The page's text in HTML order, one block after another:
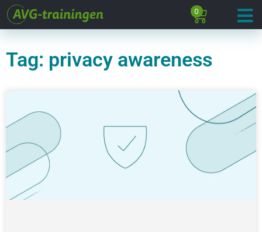
0
Tag: privacy awareness